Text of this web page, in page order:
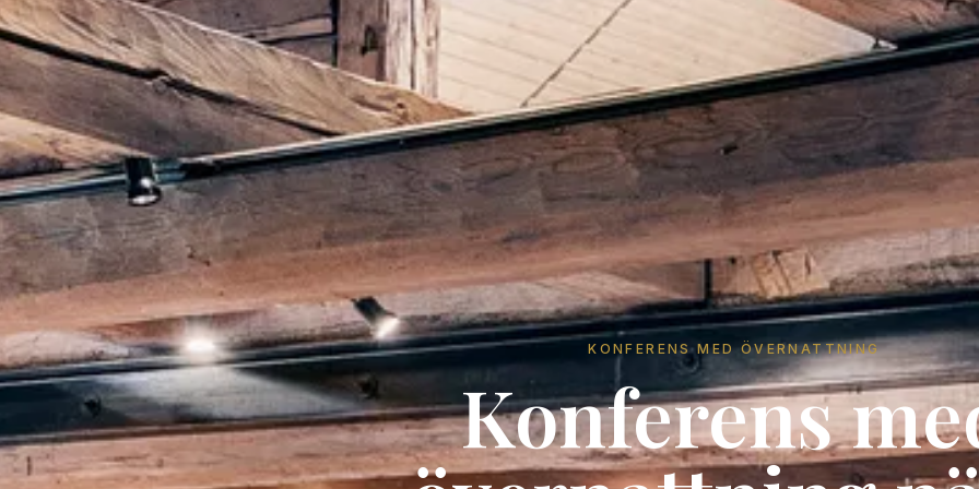
KONFERENS MED ÖVERNATTNING
Konferens